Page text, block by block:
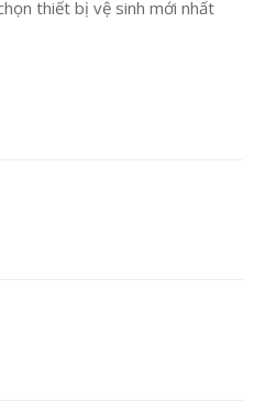
thiết bị vệ sinh mới nhất